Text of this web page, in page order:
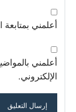
أعلمني بمتابعة
أعلمني
الإلكتروني.